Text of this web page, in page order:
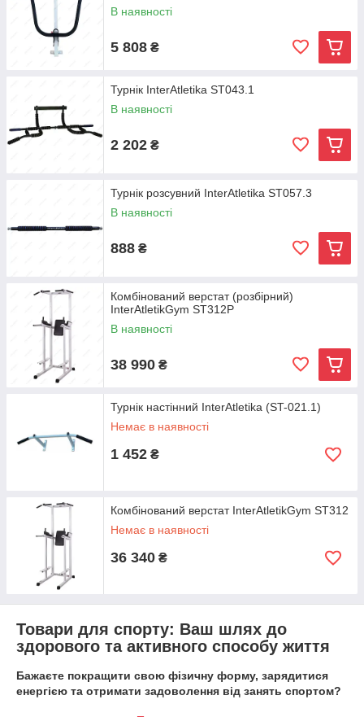
В наявності
5 808 ₴
Турнік InterAtletika ST043.1
В наявності
2 202 ₴
Турнік розсувний InterAtletika ST057.3
В наявності
888 ₴
Комбінований верстат (розбірний)
InterAtletikGym ST312P
В наявності
38 990 ₴
Турнік настінний InterAtletika (ST-021.1)
Немає в наявності
1 452 ₴
Комбінований верстат InterAtletikGym ST312
Немає в наявності
36 340 ₴
Товари для спорту: Ваш шлях до
здорового та активного способу життя
Бажаєте покращити свою фізичну форму, зарядитися
енергією та отримати задоволення від занять спортом?